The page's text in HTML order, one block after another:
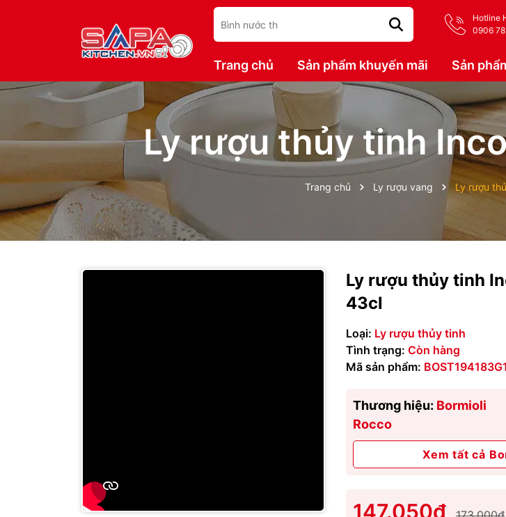
Hotline
0906
Trang chủ Sản phẩm khuyến mãi Sản
Ly rượu thủy tinh
Trang chủ Ly rượu vang Ly rượu
Ly rượu thủy tinh
43cl
Loại: Ly rượu thủy tinh
Tình trạng: Còn hàng
Mã sản phẩm:
Thương hiệu: Bormioli
Rocco
Xem tất cả
147.050₫